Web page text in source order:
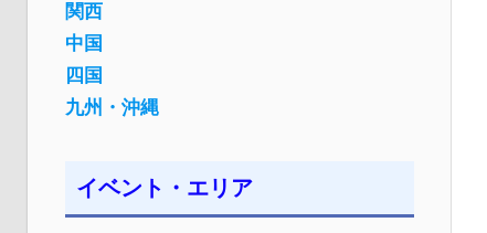
関西
中国
四国
九州・沖縄
イベント・エリア